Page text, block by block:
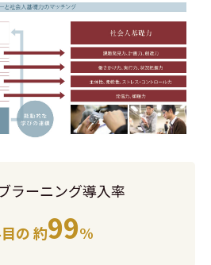
ラーニング導入率
の 約99%